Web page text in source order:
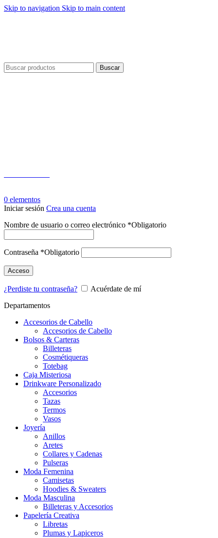
Skip to navigation Skip to main content
Buscar
0 elementos
Iniciar sesión Crea una cuenta
Nombre de usuario o correo electrónico *Obligatorio
Contraseña *Obligatorio
Acceso
¿Perdiste tu contraseña?
Acuérdate de mí
Departamentos
Accesorios de Cabello
Accesorios de Cabello
Bolsos & Carteras
Billeteras
Cosmétiqueras
Totebag
Caja Misteriosa
Drinkware Personalizado
Accesorios
Tazas
Termos
Vasos
Joyería
Anillos
Aretes
Collares y Cadenas
Pulseras
Moda Femenina
Camisetas
Hoodies & Sweaters
Moda Masculina
Billeteras y Accesorios
Papelería Creativa
Libretas
Plumas y Lapiceros